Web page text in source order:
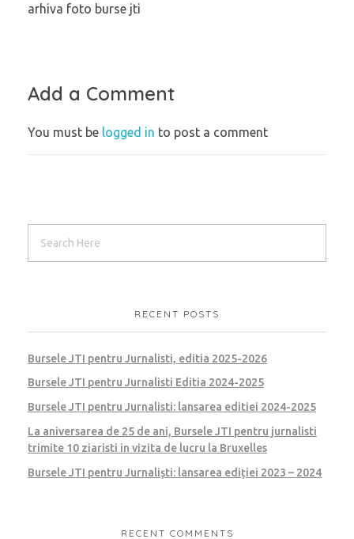
arhiva foto burse jti
Add a Comment
You must be logged in to post a comment
RECENT POSTS
Bursele JTI pentru Jurnalisti, editia 2025-2026
Bursele JTI pentru Jurnalisti Editia 2024-2025
Bursele JTI pentru Jurnalisti: lansarea editiei 2024-2025
La aniversarea de 25 de ani, Bursele JTI pentru jurnalisti
trimite 10 ziaristi in vizita de lucru la Bruxelles
Bursele JTI pentru Jurnaliști: lansarea ediției 2023 – 2024
RECENT COMMENTS